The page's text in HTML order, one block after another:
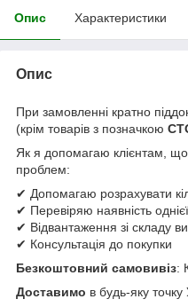
Опис Характеристики
Опис
При замовленні кратно
(крім товарів з позначкою
Як я допомагаю клієнтам,
проблем:
✔ Допомагаю розрахувати
✔ Перевіряю наявність однієї
✔ Відвантаження зі складу
✔ Консультація до покупки
Безкоштовний самовивіз:
Доставимо в будь-яку точку